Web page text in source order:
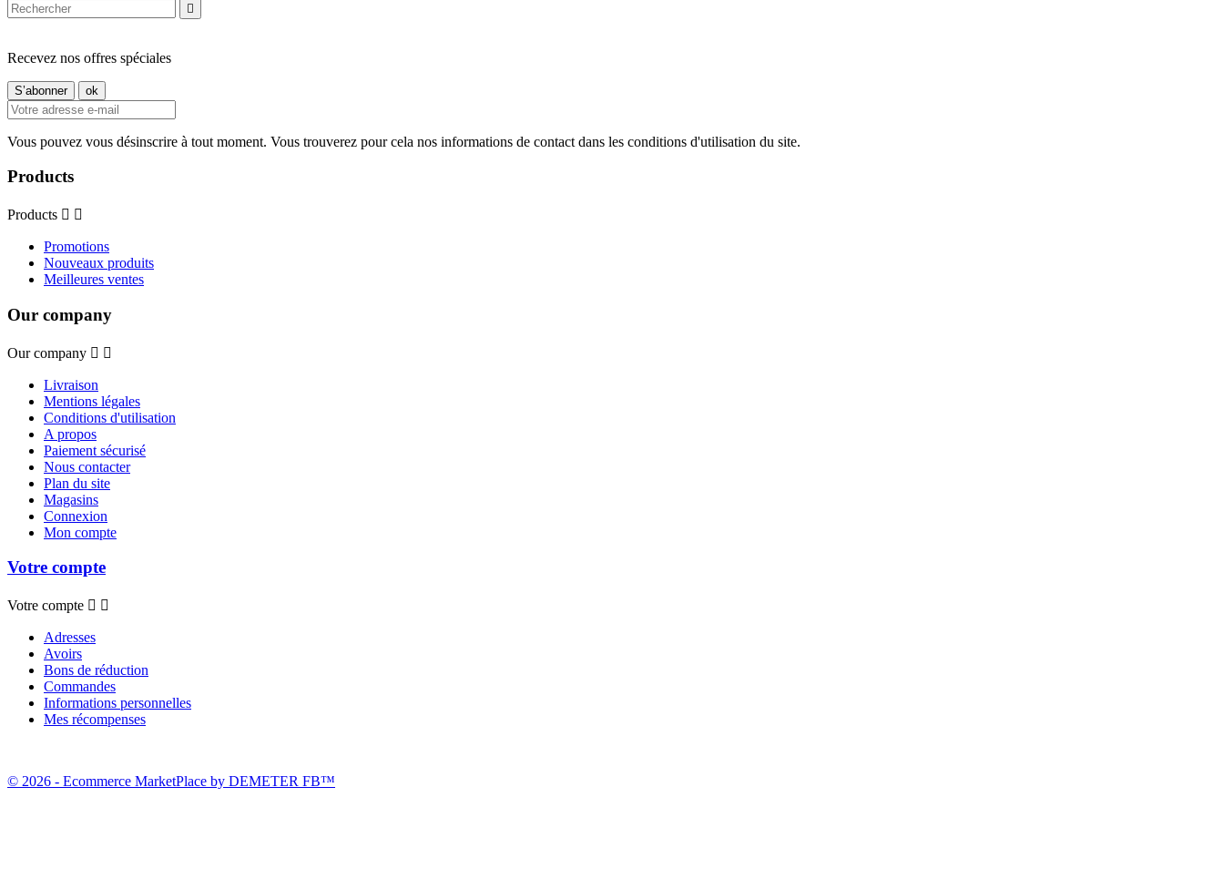

Recevez nos offres spéciales
Vous pouvez vous désinscrire à tout moment. Vous trouverez pour cela nos informations de contact dans les conditions d'utilisation du site.
Products
Products  
Promotions
Nouveaux produits
Meilleures ventes
Our company
Our company  
Livraison
Mentions légales
Conditions d'utilisation
A propos
Paiement sécurisé
Nous contacter
Plan du site
Magasins
Connexion
Mon compte
Votre compte
Votre compte  
Adresses
Avoirs
Bons de réduction
Commandes
Informations personnelles
Mes récompenses
© 2026 - Ecommerce MarketPlace by DEMETER FB™